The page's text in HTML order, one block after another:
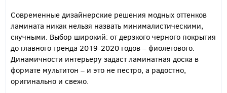
Современные дизайнерские решения модных оттенков
ламината никак нельзя назвать минималистическими,
скучными. Выбор широкий: от дерзкого черного покрытия
до главного тренда 2019-2020 годов – фиолетового.
Динамичности интерьеру задаст ламинатная доска в
формате мультитон – и это не пестро, а радостно,
оригинально и свежо.